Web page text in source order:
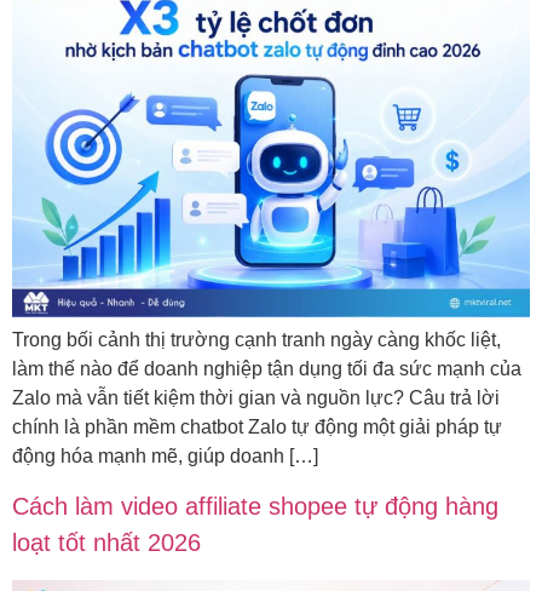
Trong bối cảnh thị trường cạnh tranh ngày càng khốc liệt,
làm thế nào để doanh nghiệp tận dụng tối đa sức mạnh của
Zalo mà vẫn tiết kiệm thời gian và nguồn lực? Câu trả lời
chính là phần mềm chatbot Zalo tự động một giải pháp tự
động hóa mạnh mẽ, giúp doanh […]
Cách làm video affiliate shopee tự động hàng
loạt tốt nhất 2026